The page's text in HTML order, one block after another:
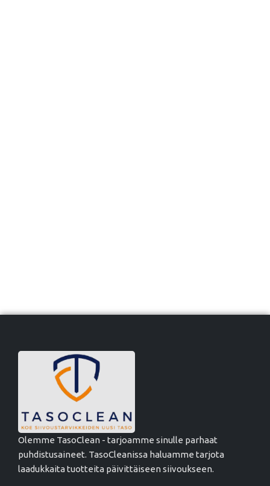
Olemme TasoClean - tarjoamme sinulle parhaat
puhdistusaineet. TasoCleanissa haluamme tarjota
laadukkaita tuotteita päivittäiseen siivoukseen.